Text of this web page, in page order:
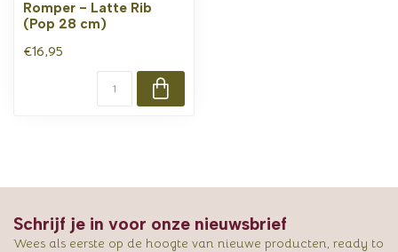
Romper - Latte Rib
(Pop 28 cm)
€16,95
Schrijf je in voor onze nieuwsbrief
Wees als eerste op de hoogte van nieuwe producten, ready to